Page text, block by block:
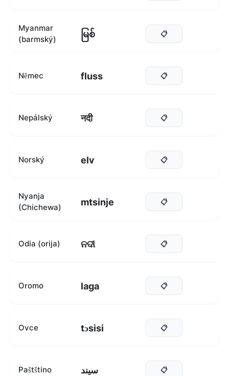
Myanmar
(barmský)
မြစ် 📋
Němec fluss 📋
Nepálský नदी 📋
Norský elv 📋
Nyanja
(Chichewa)
mtsinje 📋
Odia (orija) ନଦୀ 📋
Oromo laga 📋
Ovce tɔsisi 📋
Paštštino سيند 📋